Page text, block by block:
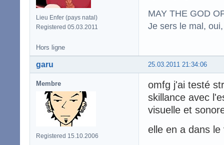
Lieu Enfer (pays natal)
Registered 05.03.2011
MAY THE GOD
Je sers le mal,
Hors ligne
25.03.2011 21:34:06
garu
Membre
Registered 15.10.2006
omfg j'ai testé
skillance avec
visuelle et
elle en a dans